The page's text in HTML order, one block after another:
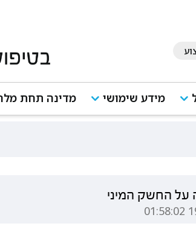
מידע שימושי מדינה תחת
על החשק המיני